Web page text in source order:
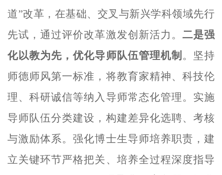
道”改革，在基础、交叉与新兴学科领域先行
先试 ，通过评价改革激发创新活力 。 二是强
化以教为先，优化导师队伍管理机制 。 坚持
师德师风第一标准，将教育家精神、科技伦
理、科研诚信等纳入导师常态化管理。实施
导师队伍分类建设，构建差异化选聘、考核
与激励体系。强化博士生导师培养职责，建
立关键环节严格把关、培养全过程深度指导